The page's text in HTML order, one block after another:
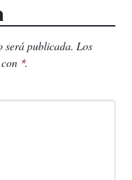
será publicada. Los
*.